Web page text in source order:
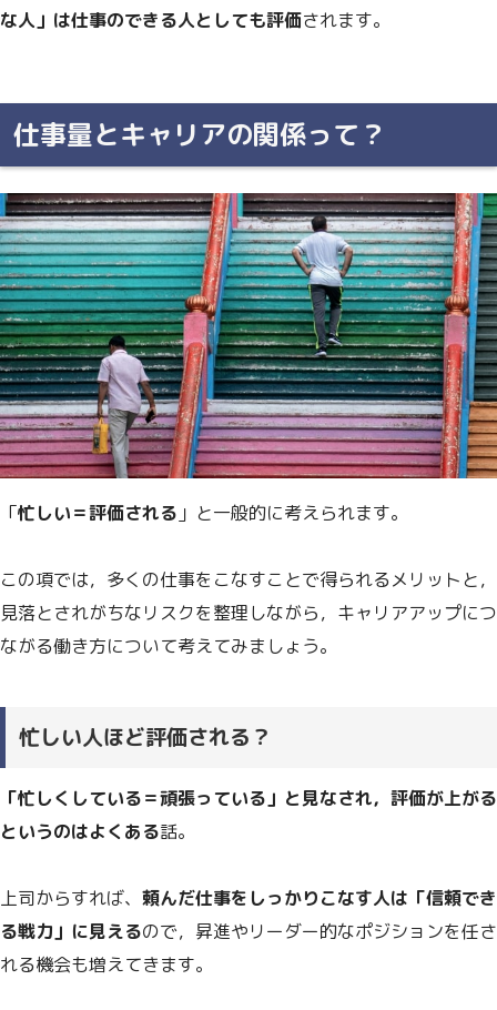
な人」は仕事のできる人としても評価されます。
仕事量とキャリアの関係って？
「忙しい＝評価される 」と一般的に考えられます。
この項では，多くの仕事をこなすことで得られるメリットと，
見落とされがちなリスクを整理しながら，キャリアアップにつ
ながる働き方について考えてみましょう。
忙しい人ほど評価される？
「忙しくしている＝頑張っている」と見なされ，評価が上がる
というのはよくある話。
上司からすれば、 頼んだ仕事をしっかりこなす人は「信頼でき
る戦力」に見えるので，昇進やリーダー的なポジションを任さ
れる機会も増えてきます。